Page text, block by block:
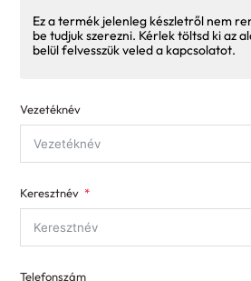
Ez a termék jelenleg készletről nem
be tudjuk szerezni. Kérlek töltsd ki az
belül felvesszük veled a kapcsolatot.
Vezetéknév
Keresztnév
Telefonszám